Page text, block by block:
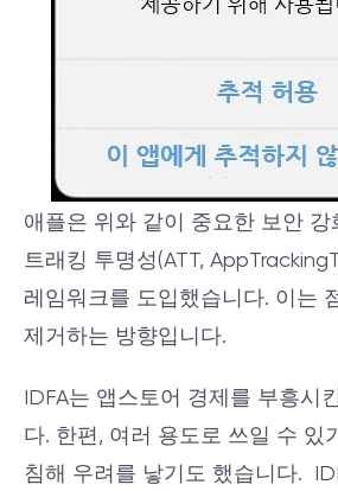
애플은 위와 같이 중요한 보안 강
트래킹 투명성(ATT,
레임워크를 도입했습니다. 이는
제거하는 방향입니다.
IDFA는 앱스토어 경제를 부흥시
다. 한편, 여러 용도로 쓰일 수 있
침해 우려를 낳기도 했습니다.